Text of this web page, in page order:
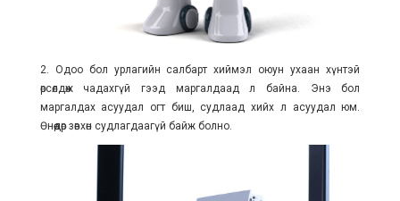
2. Одоо бол урлагийн салбарт хиймэл оюун ухаан хүнтэй
өрсөлдөж чадахгүй гээд маргалдаад л байна. Энэ бол
маргалдах асуудал огт биш, судлаад хийх л асуудал юм.
Өнөөдөр зөвхөн судлагдаагүй байж болно.